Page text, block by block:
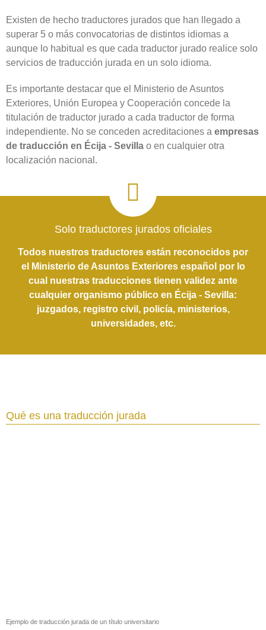
Existen de hecho traductores jurados que han llegado a
superar 5 o más convocatorias de distintos idiomas a
aunque lo habitual es que cada traductor jurado realice solo
servicios de traducción jurada en un solo idioma.
Es importante destacar que el Ministerio de Asuntos
Exteriores, Unión Europea y Cooperación concede la
titulación de traductor jurado a cada traductor de forma
independiente. No se conceden acreditaciones a empresas
de traducción en Écija - Sevilla o en cualquier otra
localización nacional.
Solo traductores jurados oficiales
Todos nuestros traductores están reconocidos por
el Ministerio de Asuntos Exteriores español por lo
cual nuestras traducciones tienen validez ante
cualquier organismo público en Écija - Sevilla:
juzgados, registro civil, policía, ministerios,
universidades, etc.
Qué es una traducción jurada
Ejemplo de traducción jurada de un título universitario